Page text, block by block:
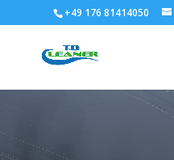
+49 176 81414050